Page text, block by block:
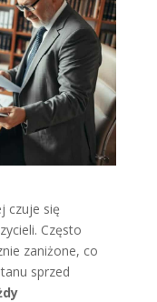
czuje się
Często
zaniżone, co
sprzed